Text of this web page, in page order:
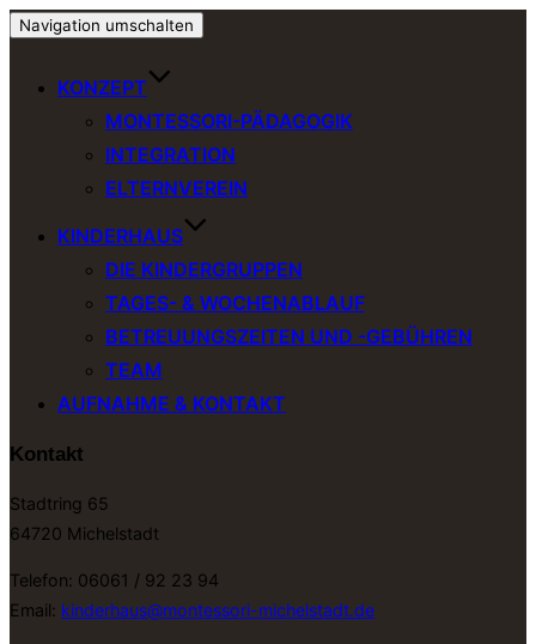
Navigation umschalten
KONZEPT
MONTESSORI-PÄDAGOGIK
INTEGRATION
ELTERNVEREIN
KINDERHAUS
DIE KINDERGRUPPEN
TAGES- & WOCHENABLAUF
BETREUUNGSZEITEN UND -GEBÜHREN
TEAM
AUFNAHME & KONTAKT
Kontakt
Stadtring 65
64720 Michelstadt
Telefon: 06061 / 92 23 94
Email: kinderhaus@montessori-michelstadt.de